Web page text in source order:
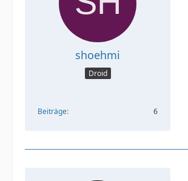
shoehmi
Droid
Beiträge 6